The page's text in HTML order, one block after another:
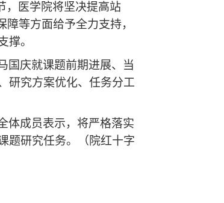
，医学院将坚决提高站
等方面给予全力支持，
撑。
国庆就课题前期进展、当
研究方案优化、任务分工
体成员表示，将严格落实
题研究任务。（院红十字